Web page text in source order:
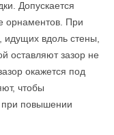
Допускается
орнаментов. При
идущих вдоль стены,
оставляют зазор не
окажется под
чтобы
при повышении